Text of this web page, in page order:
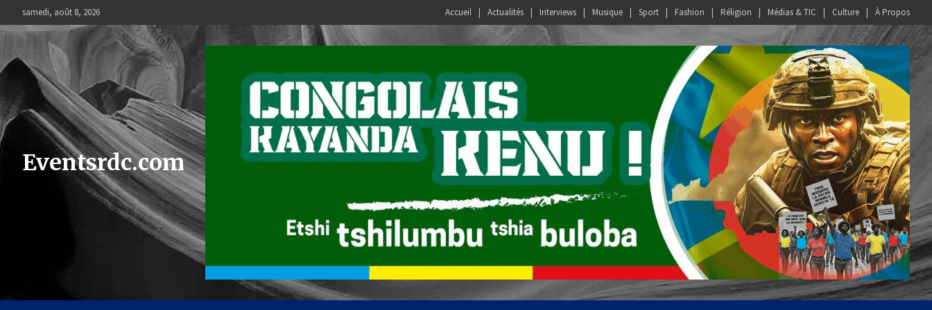
to
content
samedi, août 8, 2026 Accueil Actualités Interviews Musique Sport Fashion Réligion Médias & TIC Culture À Propos
Eventsrdc.com